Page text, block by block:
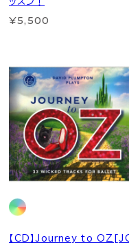
¥5,500
【CD】Journey to